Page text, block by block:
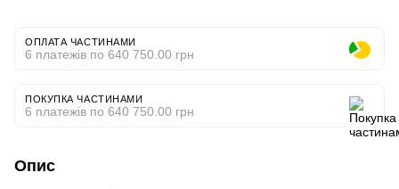
ОПЛАТА ЧАСТИНАМИ
6 платежів по 640 750.00 грн
ПОКУПКА ЧАСТИНАМИ
6 платежів по 640 750.00 грн
Опис